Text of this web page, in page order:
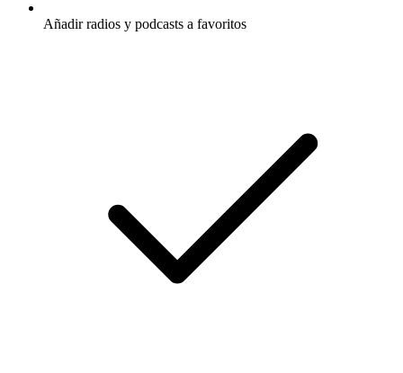
Añadir radios y podcasts a favoritos